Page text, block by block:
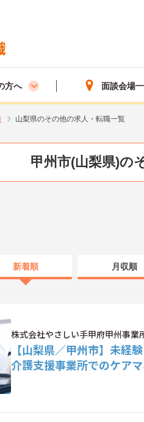
方へ 面談会場
山梨県のその他の求人・転職一覧
甲州市(山梨県)の
新着順 月収順
株式会社やさしい手甲府甲州事業
【山梨県／甲州市】未経
介護支援事業所でのケア